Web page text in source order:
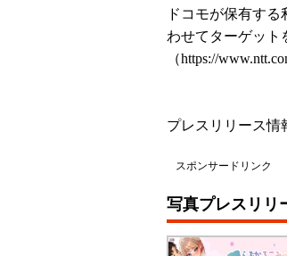
ドコモが保有す
わせてターゲット
（https://
プレスリリース情
スポンサードリンク
写真プレスリリ